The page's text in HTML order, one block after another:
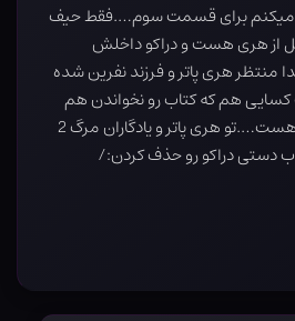
میکنم برای قسمت سوم….فقط حیف
از هری هست و دراکو داخلش
منتظر هری پاتر و فرزند نفرین شده
هم که کتاب رو نخواندن هم
میفهمن دراکو آدم خوبی هست….تو هری پاتر و یادگاران مرگ 2
دستی دراکو رو حذف کردن:/